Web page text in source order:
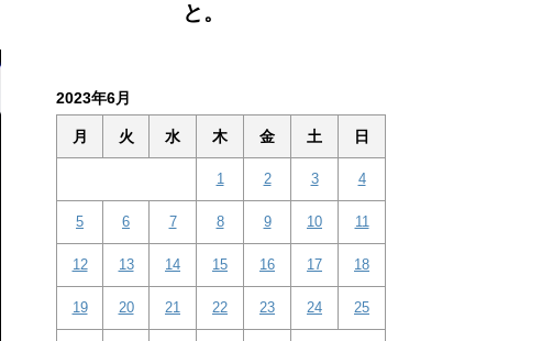
と。
2023年6月
月 火 水 木 金 土 日
1 2 3 4
5 6 7 8 9 10 11
12 13 14 15 16 17 18
19 20 21 22 23 24 25